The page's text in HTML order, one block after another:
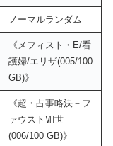
ノーマルランダム
《メフィスト・E/看
護婦/エリザ(005/100
GB)》
《超・占事略決－フ
ァウストⅧ世
(006/100 GB)》